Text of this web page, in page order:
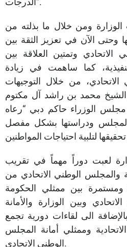
ومن خلال ما بذلته من
وحتى الآن في تعزيز الثقة بين
وتمتين العلاقة بين
كما ساهمت في زيادة
الاتحادي، من خلال التوجيهات
محمد بن راشد آل مكتوم
الوزراء حاكم دبي “رعاه
المجلس ودراستها بشكل مفصل
لعبت دوراً مهماً في تقريب
والمجلس الوطني الاتحادي من
بين ممثلي الحكومة
وبين الوزارة والأمانة
الى لقاءات دورية تجمع
وممثلي أمانة المجلس
الوطني الاتحادي.